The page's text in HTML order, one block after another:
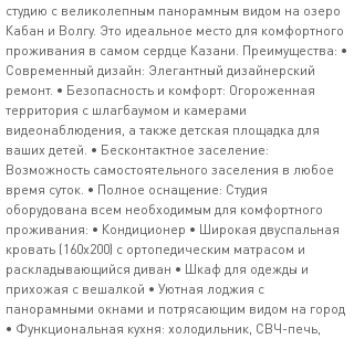
студию с великолепным панорамным видом на озеро
Кабан и Волгу. Это идеальное место для комфортного
проживания в самом сердце Казани. Преимущества: •
Современный дизайн: Элегантный дизайнерский
ремонт. • Безопасность и комфорт: Огороженная
территория с шлагбаумом и камерами
видеонаблюдения, а также детская площадка для
ваших детей. • Бесконтактное заселение:
Возможность самостоятельного заселения в любое
время суток. • Полное оснащение: Студия
оборудована всем необходимым для комфортного
проживания: • Кондиционер • Широкая двуспальная
кровать (160х200) с ортопедическим матрасом и
раскладывающийся диван • Шкаф для одежды и
прихожая с вешалкой • Уютная лоджия с
панорамными окнами и потрясающим видом на город
• Функциональная кухня: холодильник, СВЧ-печь,